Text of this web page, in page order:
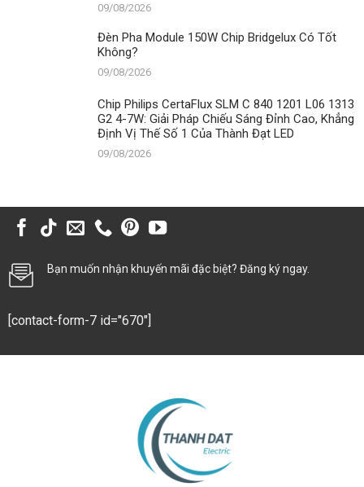
09/08/2026
Đèn Pha Module 150W Chip Bridgelux Có Tốt
Không?
09/08/2026
Chip Philips CertaFlux SLM C 840 1201 L06 1313
G2 4-7W: Giải Pháp Chiếu Sáng Đỉnh Cao, Khẳng
Định Vị Thế Số 1 Của Thành Đạt LED
09/08/2026
Bạn muốn nhận khuyến mãi đặc biệt? Đăng ký ngay.
[contact-form-7 id="670"]